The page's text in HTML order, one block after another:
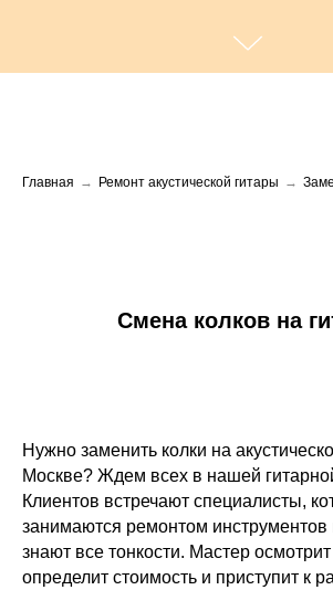
Главная → Ремонт акустической гитары →
Смена колков на
Нужно заменить колки на
Москве? Ждем всех в нашей
Клиентов встречают специалисты,
занимаются ремонтом инструментов
знают все тонкости. Мастер осмотрит
определит стоимость и приступит к